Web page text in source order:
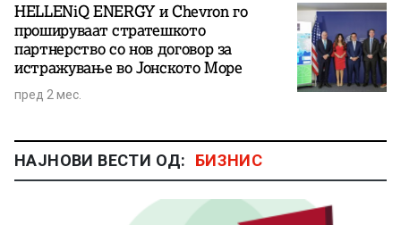
HELLENiQ ENERGY и Chevron го
прошируваат стратешкото
партнерство со нов договор за
истражување во Јонското Море
пред 2 мес.
НАЈНОВИ ВЕСТИ ОД: БИЗНИС